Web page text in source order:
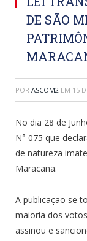
DE SÃO
POR ASCOM2 EM 15
No dia 28 de
N° 075 que
de natureza
Maracanã.
A publicação se
maioria dos
assinou e